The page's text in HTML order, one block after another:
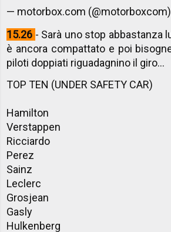
— motorbox.com (@motorboxcom)
15.26 - Sarà uno stop abbastanza
è ancora compattato e poi
piloti doppiati riguadagnino il giro...
TOP TEN (UNDER SAFETY CAR)
Hamilton
Verstappen
Ricciardo
Perez
Sainz
Leclerc
Grosjean
Gasly
Hulkenberg